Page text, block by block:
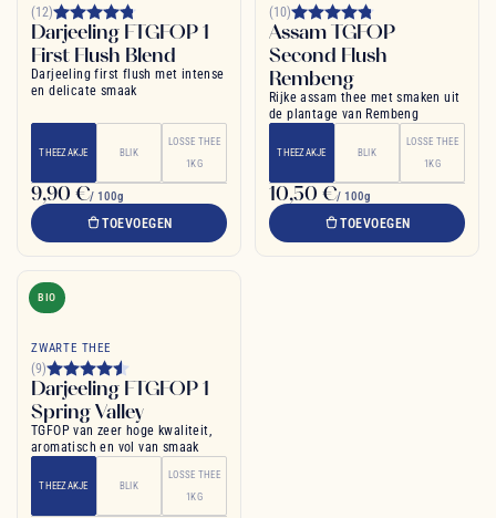
(12)
Darjeeling FTGFOP 1
First Flush Blend
Darjeeling first flush met intense
en delicate smaak
THEEZAKJE BLIK
LOSSE THEE
1KG
9,90 €/ 100g
TOEVOEGEN
(10)
Assam TGFOP
Second Flush
Rembeng
Rijke assam thee met smaken uit
de plantage van Rembeng
THEEZAKJE BLIK
LOSSE THEE
1KG
10,50 €/ 100g
TOEVOEGEN
BIO
ZWARTE THEE
(9)
Darjeeling FTGFOP 1
Spring Valley
TGFOP van zeer hoge kwaliteit,
aromatisch en vol van smaak
THEEZAKJE BLIK
LOSSE THEE
1KG